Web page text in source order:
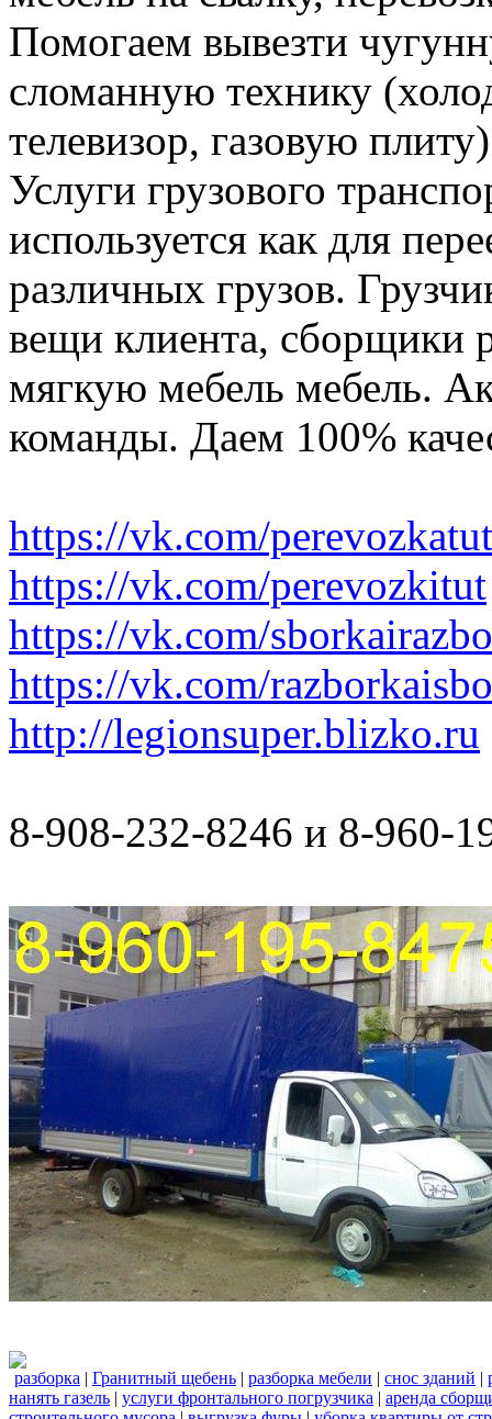
Помогаем вывезти
сломанную технику
телевизор, газовую плиту)
Услуги грузового
используется как для
различных грузов.
вещи клиента, сборщики
мягкую мебель мебель.
команды. Даем 100%
https://vk.com/perevozkatut
https://vk.com/perevozkitut
https://vk.com/
https://vk.com/
http://legionsuper.blizko.ru
8-908-232-8246 и 8-960-
разборка | Гранитный щебень | разборка мебели | снос зданий |
нанять газель | услуги фронтального погрузчика | аренда